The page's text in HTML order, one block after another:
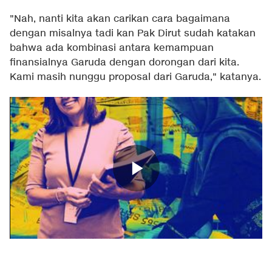
"Nah, nanti kita akan carikan cara bagaimana
dengan misalnya tadi kan Pak Dirut sudah katakan
bahwa ada kombinasi antara kemampuan
finansialnya Garuda dengan dorongan dari kita.
Kami masih nunggu proposal dari Garuda," katanya.